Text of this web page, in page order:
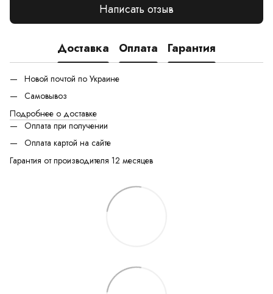
Написать отзыв
Доставка Оплата Гарантия
Новой почтой по Украине
Самовывоз
Подробнее о доставке
Оплата при получении
Оплата картой на сайте
Гарантия от производителя 12 месяцев